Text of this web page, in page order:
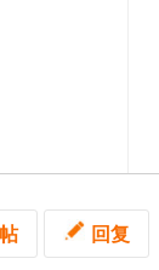
回复